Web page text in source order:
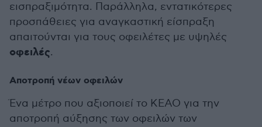
εισπραξιμότητα. Παράλληλα, εντατικότερες
προσπάθειες για αναγκαστική είσπραξη
απαιτούνται για τους οφειλέτες με υψηλές
οφειλές.
Αποτροπή νέων οφειλών
Ένα μέτρο που αξιοποιεί το ΚΕΑΟ για την
αποτροπή αύξησης των οφειλών των